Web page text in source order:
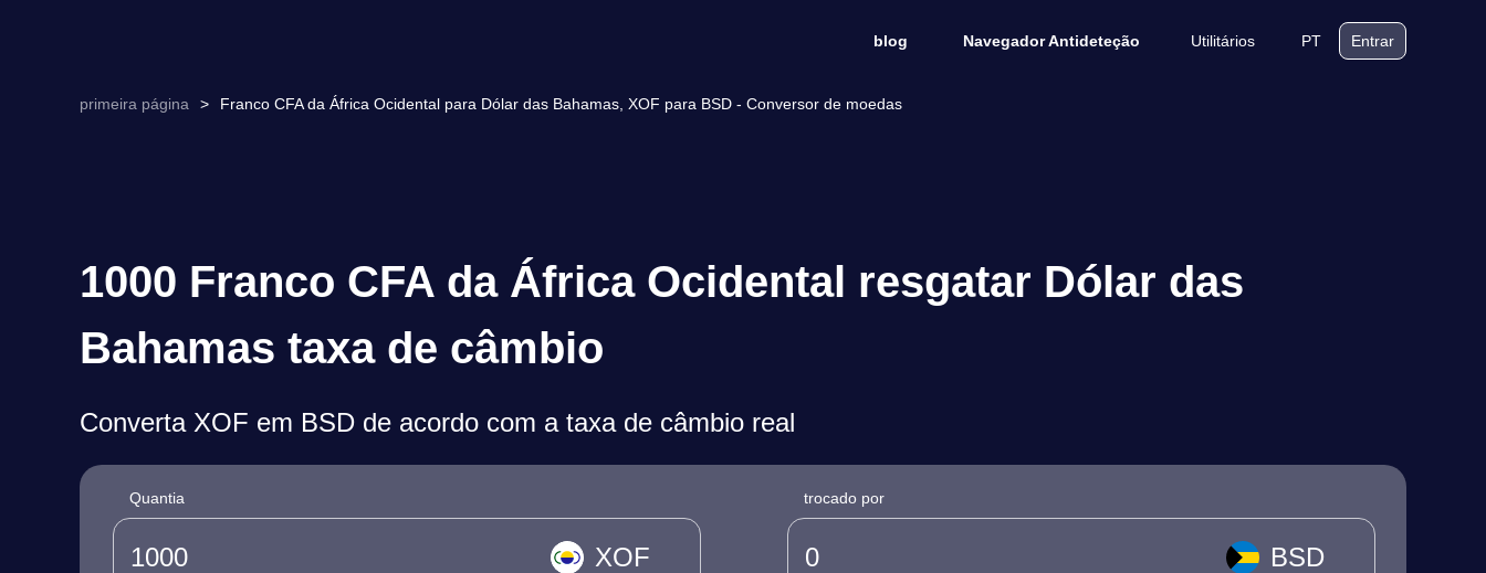
blog Navegador Antideteção Utilitários PT Entrar
primeira página > Franco CFA da África Ocidental para Dólar das Bahamas, XOF para BSD - Conversor de moedas
1000 Franco CFA da África Ocidental resgatar Dólar das
Bahamas taxa de câmbio
Converta XOF em BSD de acordo com a taxa de câmbio real
Quantia
XOF
trocado por
BSD